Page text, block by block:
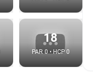
18
PAR 0 • HCP 0